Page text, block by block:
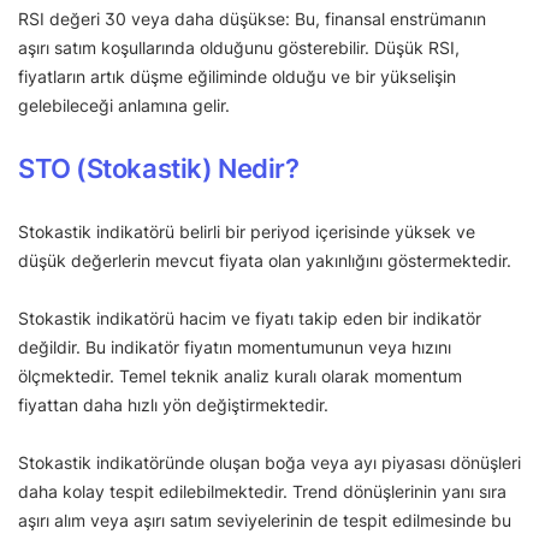
RSI değeri 30 veya daha düşükse: Bu, finansal enstrümanın
aşırı satım koşullarında olduğunu gösterebilir. Düşük RSI,
fiyatların artık düşme eğiliminde olduğu ve bir yükselişin
gelebileceği anlamına gelir.
STO (Stokastik) Nedir?
Stokastik indikatörü belirli bir periyod içerisinde yüksek ve
düşük değerlerin mevcut fiyata olan yakınlığını göstermektedir.
Stokastik indikatörü hacim ve fiyatı takip eden bir indikatör
değildir. Bu indikatör fiyatın momentumunun veya hızını
ölçmektedir. Temel teknik analiz kuralı olarak momentum
fiyattan daha hızlı yön değiştirmektedir.
Stokastik indikatöründe oluşan boğa veya ayı piyasası dönüşleri
daha kolay tespit edilebilmektedir. Trend dönüşlerinin yanı sıra
aşırı alım veya aşırı satım seviyelerinin de tespit edilmesinde bu